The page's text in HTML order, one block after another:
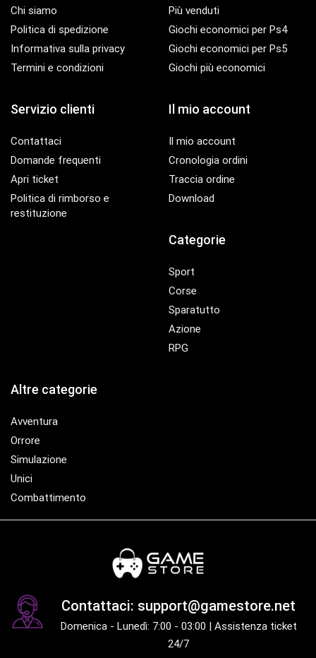
Chi siamo
Politica di spedizione
Informativa sulla privacy
Termini e condizioni
Più venduti
Giochi economici per Ps4
Giochi economici per Ps5
Giochi più economici
Servizio clienti
Contattaci
Domande frequenti
Apri ticket
Politica di rimborso e
restituzione
Il mio account
Il mio account
Cronologia ordini
Traccia ordine
Download
Categorie
Sport
Corse
Sparatutto
Azione
RPG
Altre categorie
Avventura
Orrore
Simulazione
Unici
Combattimento
Contattaci: support@gamestore.net
Domenica - Lunedì: 7:00 - 03:00 | Assistenza ticket
24/7